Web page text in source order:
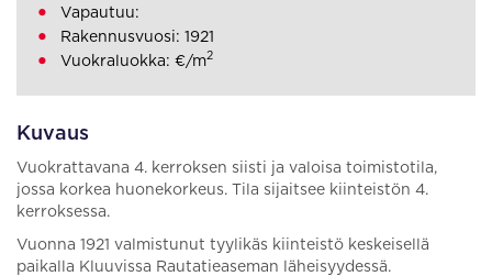
Kuvaus
Vuokrattavana 4. kerroksen siisti ja valoisa toimistotila,
jossa korkea huonekorkeus. Tila sijaitsee kiinteistön 4.
kerroksessa.
Vuonna 1921 valmistunut tyylikäs kiinteistö keskeisellä
paikalla Kluuvissa Rautatieaseman läheisyydessä.
Vapautuu:
Rakennusvuosi: 1921
Vuokraluokka: €/m2